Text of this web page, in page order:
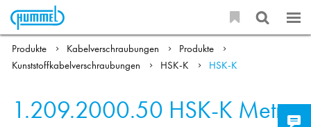
Produkte Kabelverschraubungen
Produkte
Kunststoffkabelverschraubungen
HSK-K HSK-K
1.209.2000.50 HSK-K Metr.